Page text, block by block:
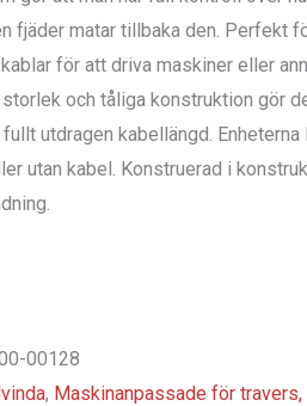
fjäder matar tillbaka den. Perfekt
för att driva maskiner eller
och tåliga konstruktion gör
utdragen kabellängd.
utan kabel. Konstruerad i
00128
, Maskinanpassade för travers,